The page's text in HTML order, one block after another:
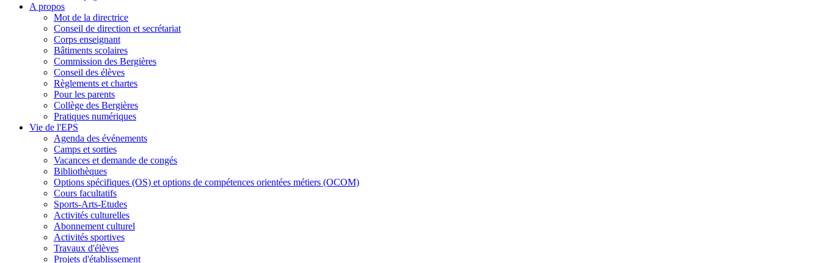
A propos
Mot de la directrice
Conseil de direction et secrétariat
Corps enseignant
Bâtiments scolaires
Commission des Bergières
Conseil des élèves
Règlements et chartes
Pour les parents
Collège des Bergières
Pratiques numériques
Vie de l'EPS
Agenda des événements
Camps et sorties
Vacances et demande de congés
Bibliothèques
Options spécifiques (OS) et options de compétences orientées métiers (OCOM)
Cours facultatifs
Sports-Arts-Etudes
Activités culturelles
Abonnement culturel
Activités sportives
Travaux d'élèves
Projets d'établissement